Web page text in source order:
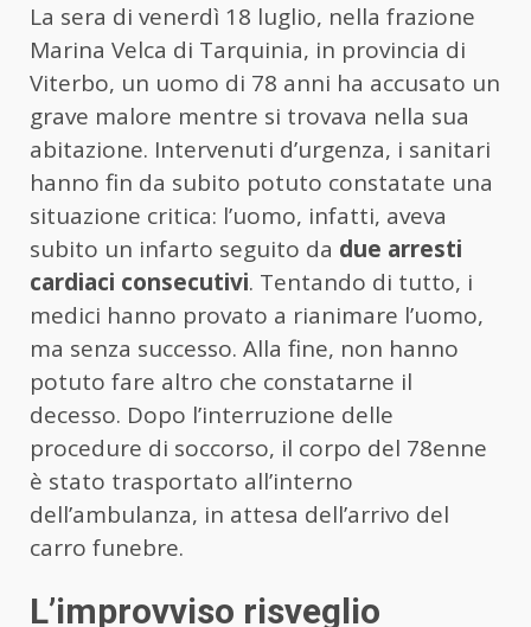
La sera di venerdì 18 luglio, nella frazione
Marina Velca di Tarquinia, in provincia di
Viterbo, un uomo di 78 anni ha accusato un
grave malore mentre si trovava nella sua
abitazione. Intervenuti d’urgenza, i sanitari
hanno fin da subito potuto constatate una
situazione critica: l’uomo, infatti, aveva
subito un infarto seguito da due arresti
cardiaci consecutivi. Tentando di tutto, i
medici hanno provato a rianimare l’uomo,
ma senza successo. Alla fine, non hanno
potuto fare altro che constatarne il
decesso. Dopo l’interruzione delle
procedure di soccorso, il corpo del 78enne
è stato trasportato all’interno
dell’ambulanza, in attesa dell’arrivo del
carro funebre.
L’improvviso risveglio